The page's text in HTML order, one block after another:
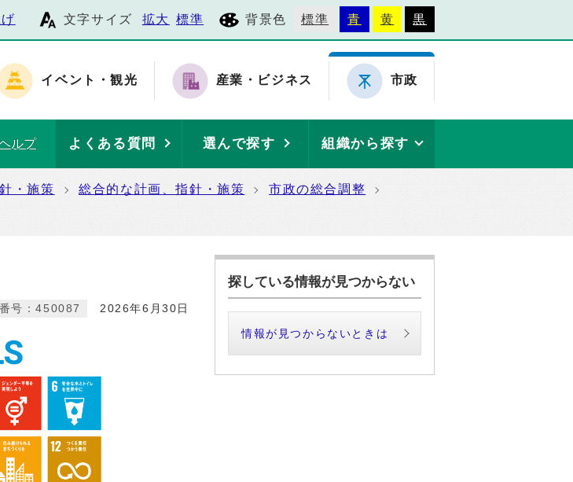
文字サイズ 拡大 標準 背景色 標準 青 黄 黒
イベント・観光 産業・ビジネス 市政
ルプ よくある質問 選んで探す 組織から探す
・施策 総合的な計画、指針・施策
市政の総合調整
2026年6月30日
号：450087
探している情報が見つからない
情報が見つからないときは